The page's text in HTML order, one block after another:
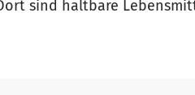
sind haltbare